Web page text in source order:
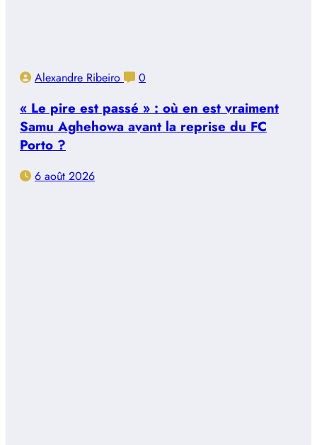
Alexandre Ribeiro 0
« Le pire est passé » : où en est vraiment
Samu Aghehowa avant la reprise du FC
Porto ?
6 août 2026